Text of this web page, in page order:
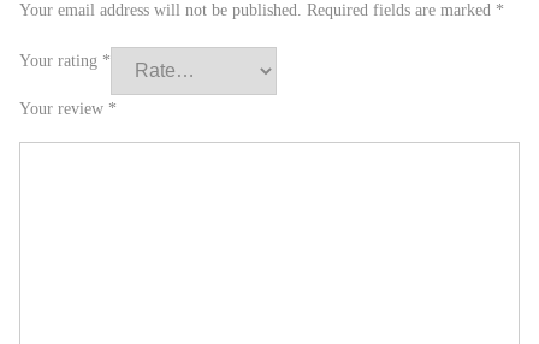
Your email address will not be published. Required fields are marked *
Your rating *
Your review *